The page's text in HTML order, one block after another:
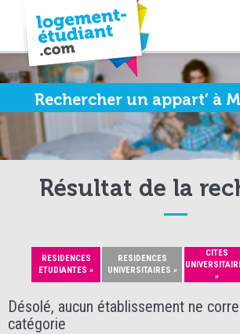
Rechercher un appart’ à
Résultat de la
RESIDENCES
ETUDIANTES »
RESIDENCES
UNIVERSITAIRES »
CITES
»
Désolé, aucun établissement ne
catégorie